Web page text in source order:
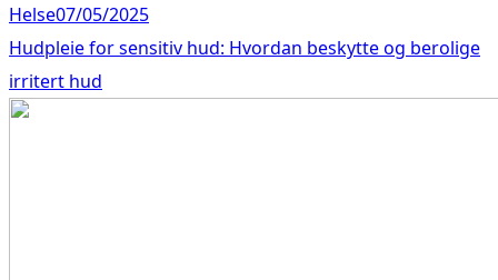
Helse07/05/2025
Hudpleie for sensitiv hud: Hvordan beskytte og berolige
irritert hud